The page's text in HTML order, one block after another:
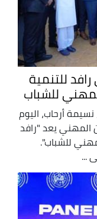
للتنمية
للشباب
أرحاب، اليوم
يعد "رافد
للشباب".